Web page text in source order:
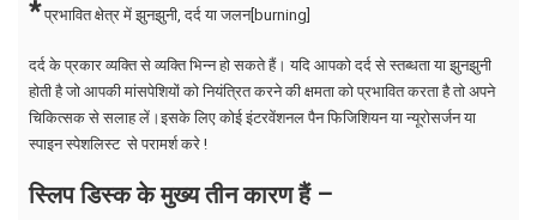
*प्रभावित क्षेत्र में झुनझुनी, दर्द या जलन[burning]
दर्द के प्रकार व्यक्ति से व्यक्ति भिन्न हो सकते हैं। यदि आपको दर्द से स्तब्धता या झुनझुनी
होती है जो आपकी मांसपेशियों को नियंत्रित करने की क्षमता को प्रभावित करता है तो अपने
चिकित्सक से सलाह लें।इसके लिए कोई इंटरवेंशनल पैन फिजिशियन या न्यूरोसर्जन या
स्पाइन स्पेशलिस्ट से परामर्श करे !
स्लिप डिस्क के मुख्य तीन कारण हैं –